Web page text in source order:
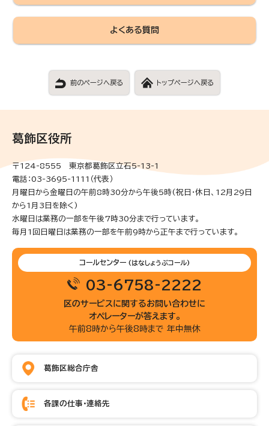
よくある質問
前のページへ戻る トップページへ戻る
葛飾区役所
〒124-8555 東京都葛飾区立石5-13-1
電話：03-3695-1111（代表）
月曜日から金曜日の午前8時30分から午後5時(祝日・休日、12月29日
から1月3日を除く)
水曜日は業務の一部を午後7時30分まで行っています。
毎月1回日曜日は業務の一部を午前9時から正午まで行っています。
コールセンター (はなしょうぶコール)
03-6758-2222
区のサービスに関するお問い合わせに
オペレーターが答えます。
午前8時から午後8時まで 年中無休
葛飾区総合庁舎
各課の仕事・連絡先